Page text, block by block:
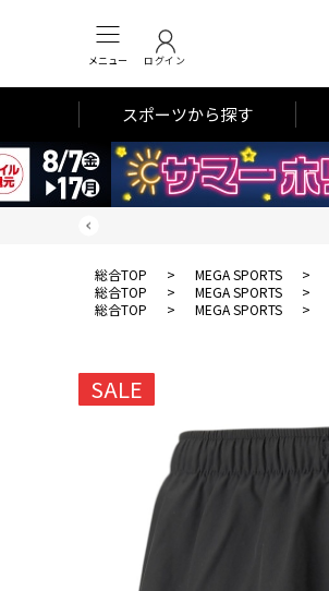
メニュー ログイン
スポーツから探す
総合TOP > MEGA SPORTS >
総合TOP
> MEGA SPORTS >
総合TOP
> MEGA SPORTS >
SALE